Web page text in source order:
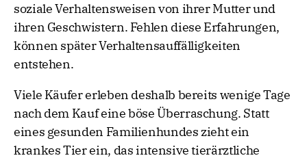
soziale Verhaltensweisen von ihrer Mutter und
ihren Geschwistern. Fehlen diese Erfahrungen,
können später Verhaltensauffälligkeiten
entstehen.
Viele Käufer erleben deshalb bereits wenige Tage
nach dem Kauf eine böse Überraschung. Statt
eines gesunden Familienhundes zieht ein
krankes Tier ein, das intensive tierärztliche